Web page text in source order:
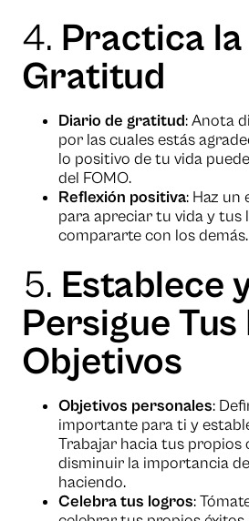
4. Practica la
Gratitud
Diario de gratitud: Anota
por las cuales estás
lo positivo de tu vida
del FOMO.
Reflexión positiva: Haz un
para apreciar tu vida y tus
compararte con los demás.
5. Establece
Persigue
Objetivos
Objetivos personales:
importante para ti y
Trabajar hacia tus propios
disminuir la importancia
haciendo.
Celebra tus logros: